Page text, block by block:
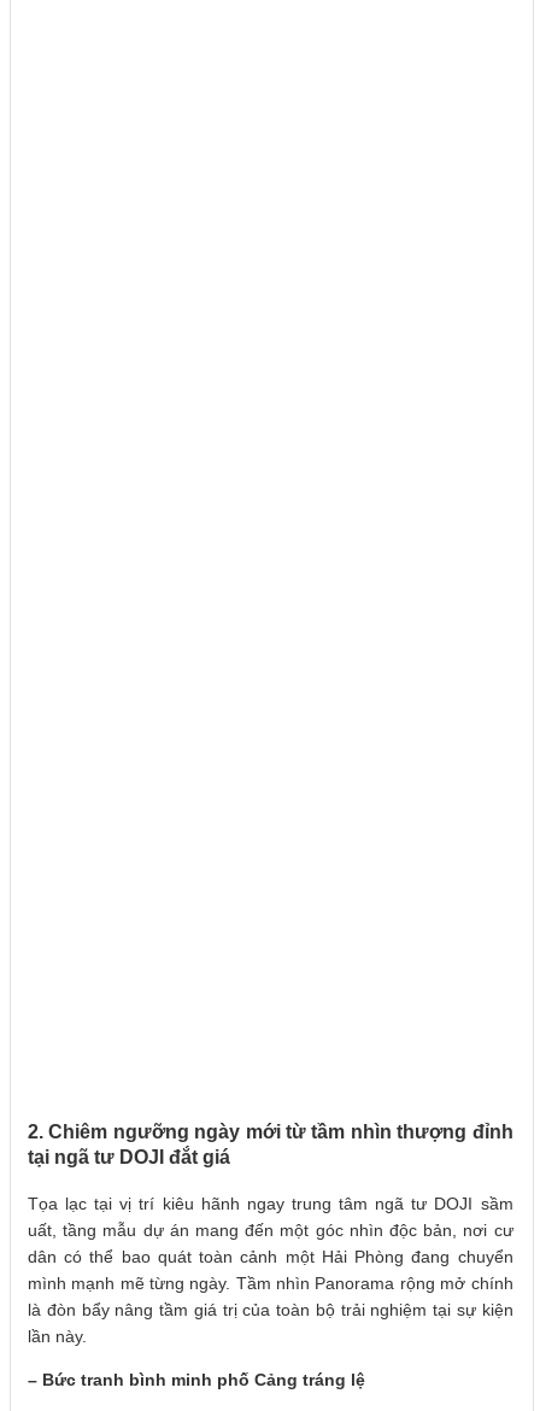
2. Chiêm ngưỡng ngày mới từ tầm nhìn thượng đỉnh
tại ngã tư DOJI đắt giá
Tọa lạc tại vị trí kiêu hãnh ngay trung tâm ngã tư DOJI sầm
uất, tầng mẫu dự án mang đến một góc nhìn độc bản, nơi cư
dân có thể bao quát toàn cảnh một Hải Phòng đang chuyển
mình mạnh mẽ từng ngày. Tầm nhìn Panorama rộng mở chính
là đòn bẩy nâng tầm giá trị của toàn bộ trải nghiệm tại sự kiện
lần này.
– Bức tranh bình minh phố Cảng tráng lệ